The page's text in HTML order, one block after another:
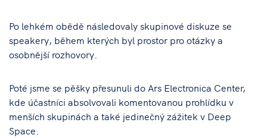
Po lehkém obědě následovaly skupinové diskuze se
speakery, během kterých byl prostor pro otázky a
osobnější rozhovory.
Poté jsme se pěšky přesunuli do Ars Electronica Center,
kde účastníci absolvovali komentovanou prohlídku v
menších skupinách a také jedinečný zážitek v Deep
Space.